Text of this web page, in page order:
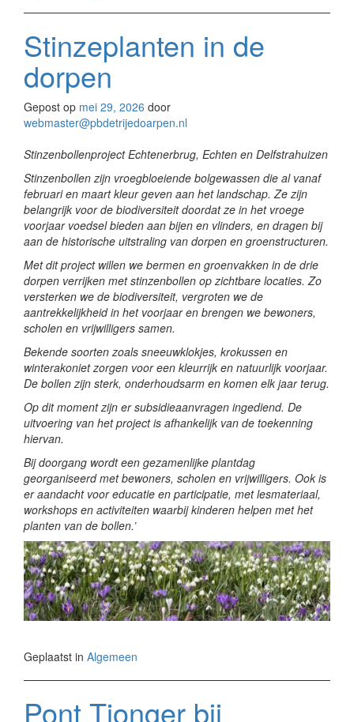
Stinzeplanten in de
dorpen
Gepost op mei 29, 2026 door
webmaster@pbdetrijedoarpen.nl
Stinzenbollenproject Echtenerbrug, Echten en Delfstrahuizen
Stinzenbollen zijn vroegbloeiende bolgewassen die al vanaf
februari en maart kleur geven aan het landschap. Ze zijn
belangrijk voor de biodiversiteit doordat ze in het vroege
voorjaar voedsel bieden aan bijen en vlinders, en dragen bij
aan de historische uitstraling van dorpen en groenstructuren.
Met dit project willen we bermen en groenvakken in de drie
dorpen verrijken met stinzenbollen op zichtbare locaties. Zo
versterken we de biodiversiteit, vergroten we de
aantrekkelijkheid in het voorjaar en brengen we bewoners,
scholen en vrijwilligers samen.
Bekende soorten zoals sneeuwklokjes, krokussen en
winterakoniet zorgen voor een kleurrijk en natuurlijk voorjaar.
De bollen zijn sterk, onderhoudsarm en komen elk jaar terug.
Op dit moment zijn er subsidieaanvragen ingediend. De
uitvoering van het project is afhankelijk van de toekenning
hiervan.
Bij doorgang wordt een gezamenlijke plantdag
georganiseerd met bewoners, scholen en vrijwilligers. Ook is
er aandacht voor educatie en participatie, met lesmateriaal,
workshops en activiteiten waarbij kinderen helpen met het
planten van de bollen.’
Geplaatst in Algemeen
Pont Tjonger bij